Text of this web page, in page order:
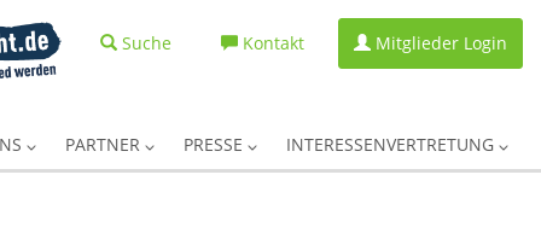
Suche Kontakt Mitglieder Login
PARTNER PRESSE INTERESSENVERTRETUNG